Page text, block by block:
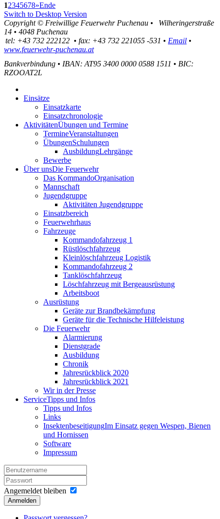
12345678»Ende
Switch to Desktop Version
Copyright © Freiwillige Feuerwehr Puchenau •
Wilheringerstraße
14 • 4048 Puchenau
tel: +43 732 222122 • fax: +43 732 221055 -531 • Email •
www.feuerwehr-puchenau.at
Bankverbindung • IBAN: AT95 3400 0000 0588 1511 • BIC:
RZOOAT2L
Einsätze
Einsatzkarte
Einsatzchronologie
AktivitätenÜbungen und Termine
TermineVeranstaltungen
ÜbungenSchulungen
AusbildungLehrgänge
Bewerbe
Über unsDie Feuerwehr
Das KommandoOrganisation
Mannschaft
Jugendgruppe
Aktivitäten Jugendgruppe
Einsatzbereich
Feuerwehrhaus
Fahrzeuge
Kommandofahrzeug 1
Rüstlöschfahrzeug
Kleinlöschfahrzeug Logistik
Kommandofahrzeug 2
Tanklöschfahrzeug
Löschfahrzeug mit Bergeausrüstung
Arbeitsboot
Ausrüstung
Geräte zur Brandbekämpfung
Geräte für die Technische Hilfeleistung
Die Feuerwehr
Alarmierung
Dienstgrade
Ausbildung
Chronik
Jahresrückblick 2020
Jahresrückblick 2021
Wir in der Presse
ServiceTipps und Infos
Tipps und Infos
Links
InsektenbeseitigungIm Einsatz gegen Wespen, Bienen
und Hornissen
Software
Impressum
Angemeldet bleiben
Anmelden